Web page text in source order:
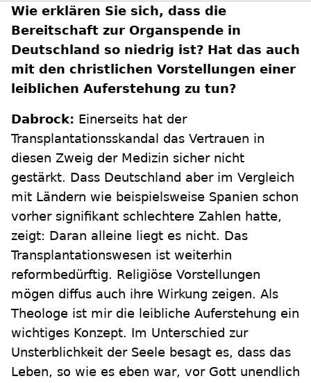
Wie erklären Sie sich, dass die
Bereitschaft zur Organspende in
Deutschland so niedrig ist? Hat das auch
mit den christlichen Vorstellungen einer
leiblichen Auferstehung zu tun?
Dabrock: Einerseits hat der
Transplantationsskandal das Vertrauen in
diesen Zweig der Medizin sicher nicht
gestärkt. Dass Deutschland aber im Vergleich
mit Ländern wie beispielsweise Spanien schon
vorher signifikant schlechtere Zahlen hatte,
zeigt: Daran alleine liegt es nicht. Das
Transplantationswesen ist weiterhin
reformbedürftig. Religiöse Vorstellungen
mögen diffus auch ihre Wirkung zeigen. Als
Theologe ist mir die leibliche Auferstehung ein
wichtiges Konzept. Im Unterschied zur
Unsterblichkeit der Seele besagt es, dass das
Leben, so wie es eben war, vor Gott unendlich